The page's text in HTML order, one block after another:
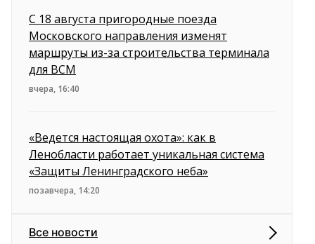
С 18 августа пригородные поезда
Московского направления изменят
маршруты из-за строительства терминала
для ВСМ
вчера, 16:40
«Ведется настоящая охота»: как в
Ленобласти работает уникальная система
«Защиты Ленинградского неба»
позавчера, 14:20
Все новости